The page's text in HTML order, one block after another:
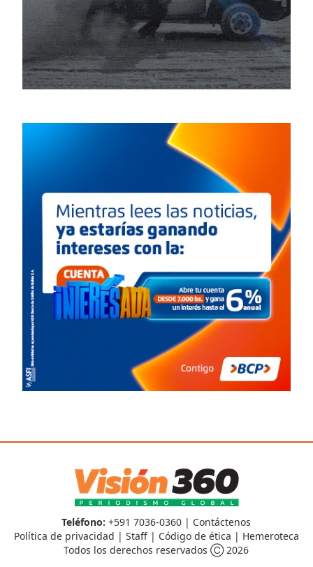
Teléfono: +591 7036-0360 | Contáctenos
Política de privacidad | Staff| Código de ética | Hemeroteca
Todos los derechos reservados Ⓒ 2026